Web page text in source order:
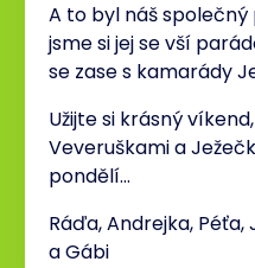
A to byl náš společný
jsme si jej se vší
se zase s kamarády
Užijte si krásný
Veveruškami a
pondělí…
Ráďa, Andrejka,
a Gábi